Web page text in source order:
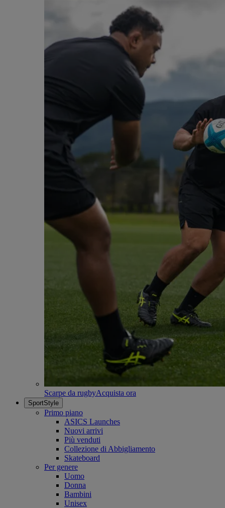
Scarpe da rugbyAcquista ora
SportStyle
Primo piano
ASICS Launches
Nuovi arrivi
Più venduti
Collezione di Abbigliamento
Skateboard
Per genere
Uomo
Donna
Bambini
Unisex